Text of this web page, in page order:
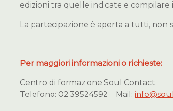
edizioni tra quelle indicate e compilare
La partecipazione è aperta a tutti, non
Per maggiori informazioni o richieste:
Centro di formazione Soul Contact
Telefono: 02.39524592 – Mail: